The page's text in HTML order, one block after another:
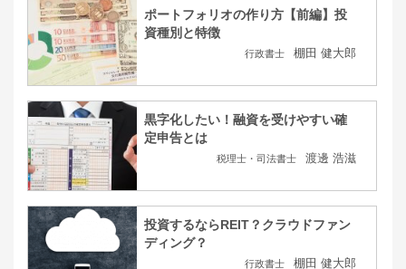
ポートフォリオの作り方【前編】投
資種別と特徴
行政書士 棚田 健大郎
黒字化したい！融資を受けやすい確
定申告とは
税理士・司法書士 渡邊 浩滋
投資するならREIT？クラウドファン
ディング？
行政書士 棚田 健大郎